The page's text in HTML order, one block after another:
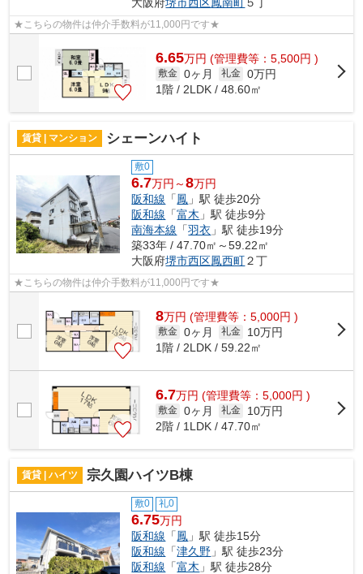
大阪府堺市西区鳳南町 ５丁
★こちらの物件は仲介手数料が11,000円です★
6.65万円 (管理費等：5,500円 )
敷金 0ヶ月 礼金 0万円
1階 / 2LDK / 48.60㎡
賃貸 | マンション シェーンハイト
敷0
6.7万円～8万円
阪和線 「鳳 」駅 徒歩20分
阪和線 「富木 」駅 徒歩9分
南海本線 「羽衣 」駅 徒歩19分
築33年 / 47.70㎡～59.22㎡
大阪府堺市西区鳳西町２丁
★こちらの物件は仲介手数料が11,000円です★
8万円 (管理費等：5,000円 )
敷金 0ヶ月 礼金
10万円
1階 / 2LDK / 59.22㎡
6.7万円 (管理費等：5,000円 )
敷金 0ヶ月 礼金
10万円
2階 / 1LDK / 47.70㎡
賃貸 | ハイツ 宗久園ハイツB棟
敷0 礼0
6.75万円
阪和線 「鳳 」駅 徒歩15分
阪和線 「津久野 」駅 徒歩23分
阪和線 「富木 」駅 徒歩28分